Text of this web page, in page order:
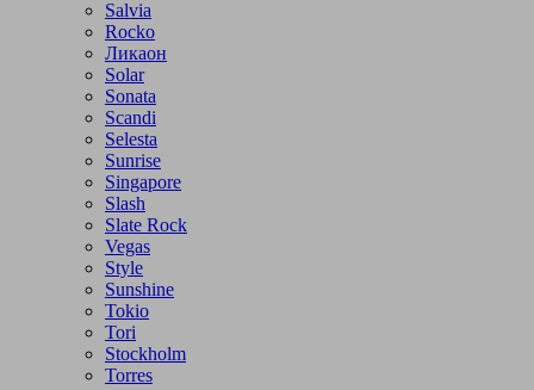
Salvia
Rocko
Ликаон
Solar
Sonata
Scandi
Selesta
Sunrise
Singapore
Slash
Slate Rock
Vegas
Style
Sunshine
Tokio
Tori
Stockholm
Torres